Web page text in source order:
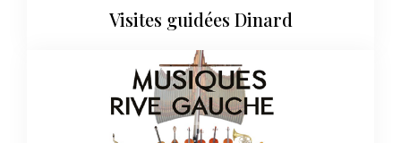
Visites guidées Dinard